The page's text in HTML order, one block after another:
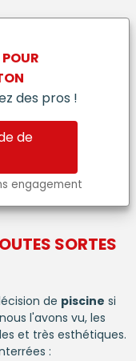
des pros !
de
engagement
SORTES
de piscine si
l'avons vu, les
et très esthétiques.
: